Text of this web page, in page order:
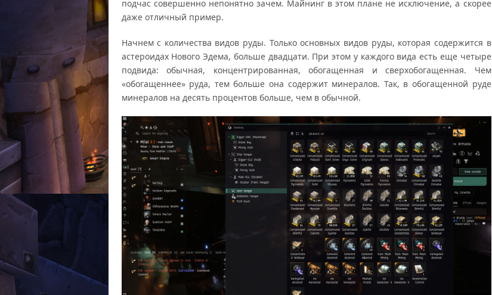
подчас совершенно непонятно зачем. Майнинг в этом плане не исключение, а скорее
даже отличный пример.
Начнем с количества видов руды. Только основных видов руды, которая содержится в
астероидах Нового Эдема, больше двадцати. При этом у каждого вида есть еще четыре
подвида: обычная, концентрированная, обогащенная и сверхобогащенная. Чем
«обогащеннее» руда, тем больше она содержит минералов. Так, в обогащенной руде
минералов на десять процентов больше, чем в обычной.